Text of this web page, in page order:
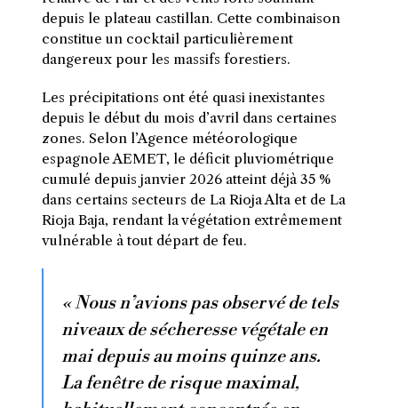
depuis le plateau castillan. Cette combinaison
constitue un cocktail particulièrement
dangereux pour les massifs forestiers.
Les précipitations ont été quasi inexistantes
depuis le début du mois d’avril dans certaines
zones. Selon l’Agence météorologique
espagnole AEMET, le déficit pluviométrique
cumulé depuis janvier 2026 atteint déjà 35 %
dans certains secteurs de La Rioja Alta et de La
Rioja Baja, rendant la végétation extrêmement
vulnérable à tout départ de feu.
« Nous n’avions pas observé de tels
niveaux de sécheresse végétale en
mai depuis au moins quinze ans.
La fenêtre de risque maximal,